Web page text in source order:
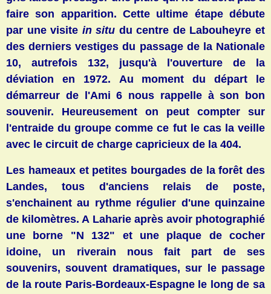
faire son apparition. Cette ultime étape débute
par une visite in situ du centre de Labouheyre et
des derniers vestiges du passage de la Nationale
10, autrefois 132, jusqu'à l'ouverture de la
déviation en 1972. Au moment du départ le
démarreur de l'Ami 6 nous rappelle à son bon
souvenir. Heureusement on peut compter sur
l'entraide du groupe comme ce fut le cas la veille
avec le circuit de charge capricieux de la 404.
Les hameaux et petites bourgades de laforêt des
Landes, tous d'anciens relais de poste,
s'enchainent au rythme régulier d'une quinzaine
de kilomètres. A Laharie après avoir photographié
une borne "N 132" et une plaque de cocher
idoine, un riverain nous fait part de ses
souvenirs, souvent dramatiques, sur le passage
de la route Paris-Bordeaux-Espagne le long de sa